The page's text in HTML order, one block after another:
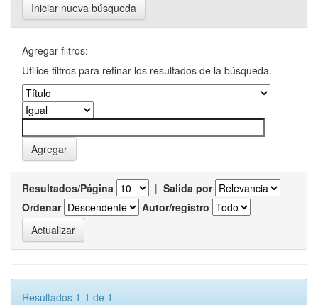
Iniciar nueva búsqueda
Agregar filtros:
Utilice filtros para refinar los resultados de la búsqueda.
Resultados/Página | Salida por
Ordenar
Autor/registro
Resultados 1-1 de 1.